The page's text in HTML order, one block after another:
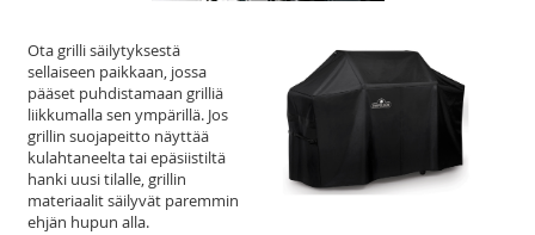
Ota grilli säilytyksestä
sellaiseen paikkaan, jossa
pääset puhdistamaan grilliä
liikkumalla sen ympärillä. Jos
grillin suojapeitto näyttää
kulahtaneelta tai epäsiistiltä
hanki uusi tilalle, grillin
materiaalit säilyvät paremmin
ehjän hupun alla.